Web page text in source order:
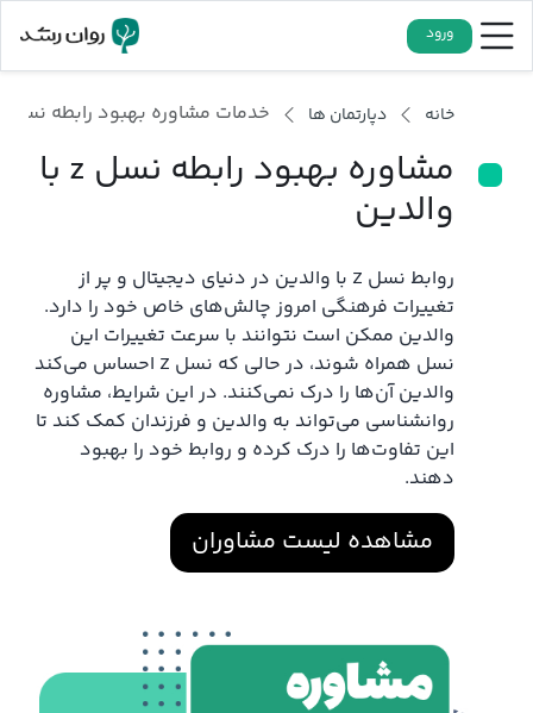
ورود
خانه دپارتمان ها خدمات مشاوره بهبود رابطه نسل z با والدین
مشاوره بهبود رابطه نسل z با
والدین
روابط نسل Z با والدین در دنیای دیجیتال و پر از
تغییرات فرهنگی امروز چالش‌های خاص خود را دارد.
والدین ممکن است نتوانند با سرعت تغییرات این
نسل همراه شوند، در حالی که نسل Z احساس می‌کند
والدین آن‌ها را درک نمی‌کنند. در این شرایط، مشاوره
روانشناسی می‌تواند به والدین و فرزندان کمک کند تا
این تفاوت‌ها را درک کرده و روابط خود را بهبود
دهند.
مشاهده لیست مشاوران